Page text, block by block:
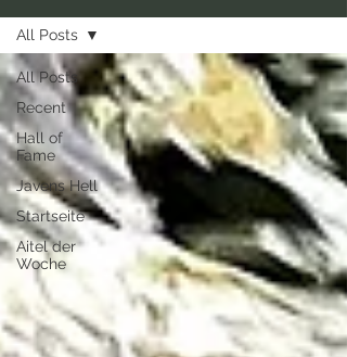
All Posts
Recent
Hall of
Fame
Javens Hell
Startseite
Aitel der
Woche
All Posts